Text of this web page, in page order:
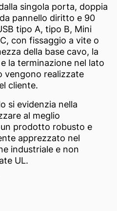
singola porta, doppia
pannello diritto e 90
tipo A, tipo B, Mini
con fissaggio a vite o
della base cavo, la
la terminazione nel lato
vengono realizzate
cliente.
si evidenzia nella
al meglio
prodotto robusto e
apprezzato nel
industriale e non
UL.